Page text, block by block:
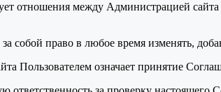
отношения между Администрацией
собой право в любое время изменять,
Пользователем означает принятие